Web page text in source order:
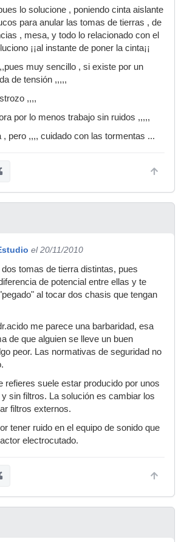
pues lo solucione , poniendo cinta aislante
para anular las tomas de tierras , de
, mesa, y todo lo relacionado con el
¡¡al instante de poner la cinta¡¡
muy sencillo , si existe por un
de tensión ,,,,,
,,,,
por lo menos trabajo sin ruidos ,,,,,
, pero ,,,, cuidado con las tormentas ...
el 20/11/2010
tomas de tierra distintas, pues
de potencial entre ellas y te
al tocar dos chasis que tengan
me parece una barbaridad, esa
de que alguien se lleve un buen
peor. Las normativas de seguridad no
refieres suele estar producido por unos
sin filtros. La solución es cambiar los
filtros externos.
tener ruido en el equipo de sonido que
electrocutado.